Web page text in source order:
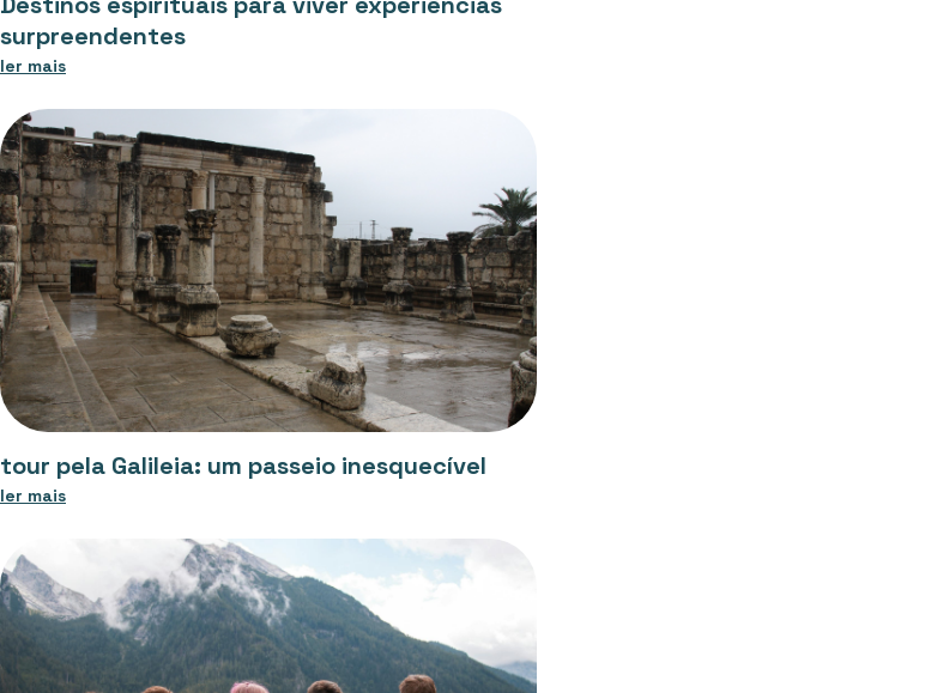
surpreendentes
ler mais
tour pela Galileia: um passeio inesquecível
ler mais